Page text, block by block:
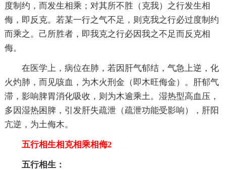
度制约，而发生相乘；对其所不胜（克我）之行发生相
侮，即反克。若某一行之气不足，则克我之行必过度制约
而乘之。己所胜者，即我克之行必因我之不足而反克相
侮。
在医学上，病位在肺，若因肝气郁结，气急上逆，化
火灼肺，而见咳血，为木火刑金（即木旺侮金）。肝郁气
滞，影响脾胃消化吸收，则为木逾乘土。湿热型高血压，
多因湿热困脾，引发肝失疏泄（疏泄功能受影响），肝阳
亢逆，为土侮木。
五行相生相克相乘相侮2
五行相生：